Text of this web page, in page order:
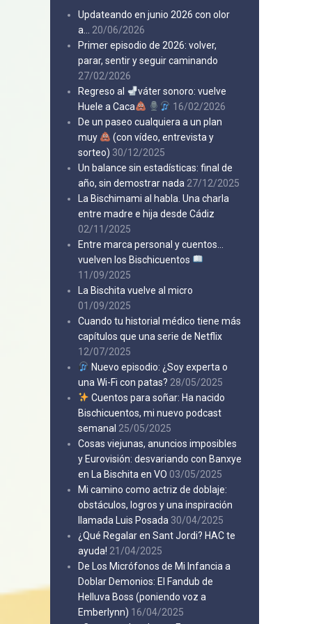
Updateando en junio 2026 con olor
a…
20/06/2026
Primer episodio de 2026: volver,
parar, sentir y seguir caminando
27/02/2026
Regreso al
váter sonoro: vuelve
Huele a Caca
16/02/2026
De un paseo cualquiera a un plan
muy
(con vídeo, entrevista y
sorteo) 30/12/2025
Un balance sin estadísticas: final de
año, sin demostrar nada 27/12/2025
La Bischimami al habla. Una charla
entre madre e hija desde Cádiz
02/11/2025
Entre marca personal y cuentos…
vuelven los Bischicuentos
11/09/2025
La Bischita vuelve al micro
01/09/2025
Cuando tu historial médico tiene más
capítulos que una serie de Netflix
12/07/2025
Nuevo episodio: ¿Soy experta o
una Wi-Fi con patas? 28/05/2025
Cuentos para soñar: Ha nacido
Bischicuentos, mi nuevo podcast
semanal 25/05/2025
Cosas viejunas, anuncios imposibles
y Eurovisión: desvariando con Banxye
en La Bischita en VO 03/05/2025
Mi camino como actriz de doblaje:
obstáculos, logros y una inspiración
llamada Luis Posada 30/04/2025
¿Qué Regalar en Sant Jordi? HAC te
ayuda! 21/04/2025
De Los Micrófonos de Mi Infancia a
Doblar Demonios: El Fandub de
Helluva Boss (poniendo voz a
Emberlynn) 16/04/2025